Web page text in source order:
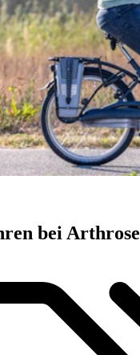
bei Arthrose